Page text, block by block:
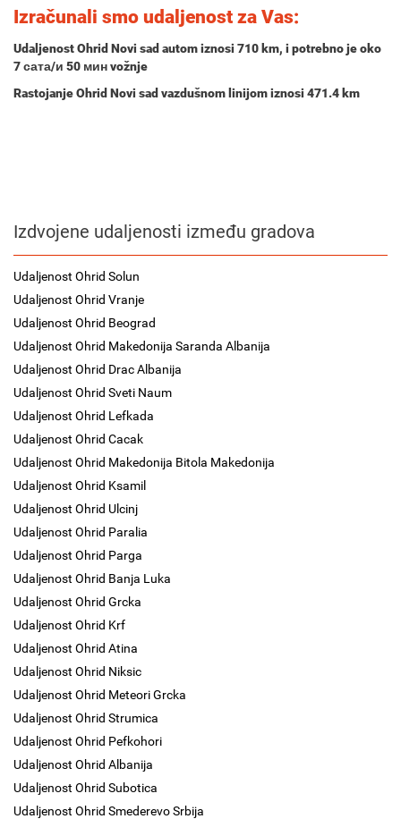
Izračunali smo udaljenost za Vas:
Udaljenost Ohrid Novi sad autom iznosi 710 km, i potrebno je oko
7 сата/и 50 минvožnje
Rastojanje Ohrid Novi sad vazdušnom linijom iznosi 471.4 km
Izdvojene udaljenosti između gradova
Udaljenost Ohrid Solun
Udaljenost Ohrid Vranje
Udaljenost Ohrid Beograd
Udaljenost Ohrid Makedonija Saranda Albanija
Udaljenost Ohrid Drac Albanija
Udaljenost Ohrid Sveti Naum
Udaljenost Ohrid Lefkada
Udaljenost Ohrid Cacak
Udaljenost Ohrid Makedonija Bitola Makedonija
Udaljenost Ohrid Ksamil
Udaljenost Ohrid Ulcinj
Udaljenost Ohrid Paralia
Udaljenost Ohrid Parga
Udaljenost Ohrid Banja Luka
Udaljenost Ohrid Grcka
Udaljenost Ohrid Krf
Udaljenost Ohrid Atina
Udaljenost Ohrid Niksic
Udaljenost Ohrid Meteori Grcka
Udaljenost Ohrid Strumica
Udaljenost Ohrid Pefkohori
Udaljenost Ohrid Albanija
Udaljenost Ohrid Subotica
Udaljenost Ohrid Smederevo Srbija